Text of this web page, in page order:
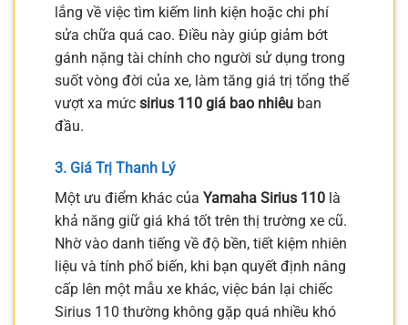
lắng về việc tìm kiếm linh kiện hoặc chi phí
sửa chữa quá cao. Điều này giúp giảm bớt
gánh nặng tài chính cho người sử dụng trong
suốt vòng đời của xe, làm tăng giá trị tổng thể
vượt xa mức sirius 110 giá bao nhiêu ban
đầu.
3. Giá Trị Thanh Lý
Một ưu điểm khác của Yamaha Sirius 110 là
khả năng giữ giá khá tốt trên thị trường xe cũ.
Nhờ vào danh tiếng về độ bền, tiết kiệm nhiên
liệu và tính phổ biến, khi bạn quyết định nâng
cấp lên một mẫu xe khác, việc bán lại chiếc
Sirius 110 thường không gặp quá nhiều khó